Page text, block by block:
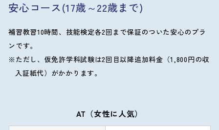
安心コース(17歳～22歳まで)
補習教習10時間、技能検定各2回まで保証のついた安心のプラ
ンです。
ただし、仮免許学科試験は2回目以降追加料金（1,800円の収
入証紙代）がかかります。
AT（女性に人気）